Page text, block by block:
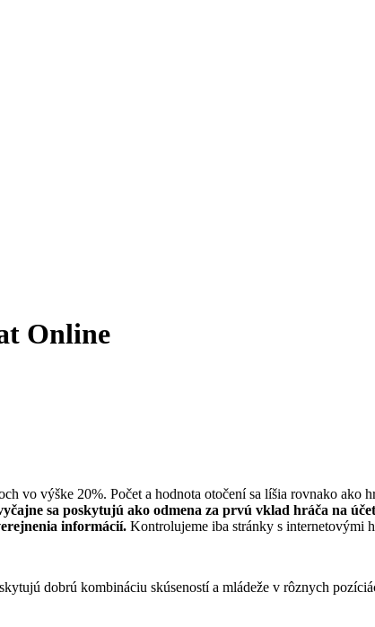
Online
vo výške 20%. Počet a hodnota otočení sa líšia rovnako
sa poskytujú ako odmena za prvú vklad hráča na
informácií. Kontrolujeme iba stránky s internetovými
dobrú kombináciu skúseností a mládeže v rôznych